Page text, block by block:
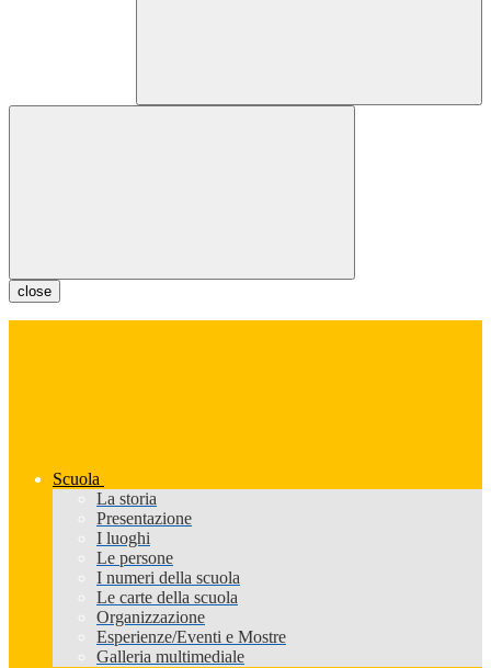
close
Scuola
La storia
Presentazione
I luoghi
Le persone
I numeri della scuola
Le carte della scuola
Organizzazione
Esperienze/Eventi e Mostre
Galleria multimediale